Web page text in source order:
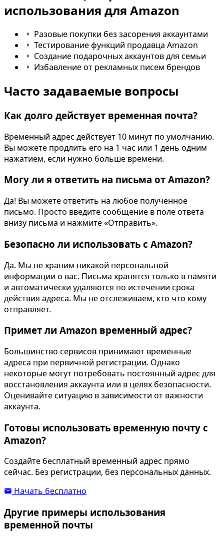
использования для Amazon
Разовые покупки без засорения аккаунтами
Тестирование функций продавца Amazon
Создание подарочных аккаунтов для семьи
Избавление от рекламных писем брендов
Часто задаваемые вопросы
Как долго действует временная почта?
Временный адрес действует 10 минут по умолчанию.
Вы можете продлить его на 1 час или 1 день одним
нажатием, если нужно больше времени.
Могу ли я ответить на письма от Amazon?
Да! Вы можете ответить на любое полученное
письмо. Просто введите сообщение в поле ответа
внизу письма и нажмите «Отправить».
Безопасно ли использовать с Amazon?
Да. Мы не храним никакой персональной
информации о вас. Письма хранятся только в памяти
и автоматически удаляются по истечении срока
действия адреса. Мы не отслеживаем, кто что кому
отправляет.
Примет ли Amazon временный адрес?
Большинство сервисов принимают временные
адреса при первичной регистрации. Однако
некоторые могут потребовать постоянный адрес для
восстановления аккаунта или в целях безопасности.
Оценивайте ситуацию в зависимости от важности
аккаунта.
Готовы использовать временную почту с
Amazon?
Создайте бесплатный временный адрес прямо
сейчас. Без регистрации, без персональных данных.
Начать бесплатно
Другие примеры использования
временной почты